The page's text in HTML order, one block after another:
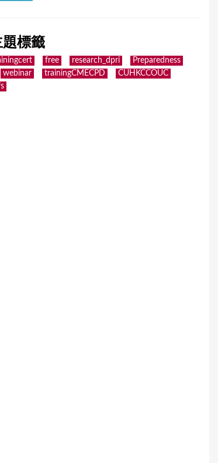
標籤
free research_dpri
Preparedness
webinar trainingCMECPD
CUHKCCOUC